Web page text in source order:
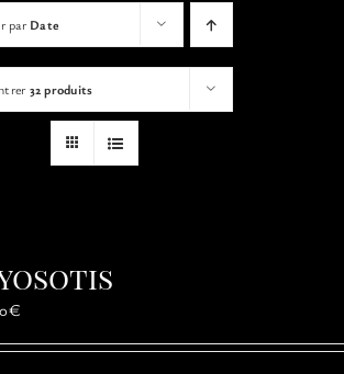
parDate
32 produits
€